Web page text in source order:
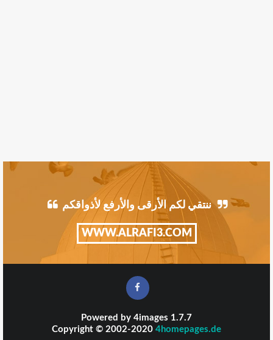
ننتقي لكم الأرقى والأرفع لأذواقكم
WWW.ALRAFI3.COM
Powered by 4images 1.7.7
Copyright © 2002-2020 4homepages.de